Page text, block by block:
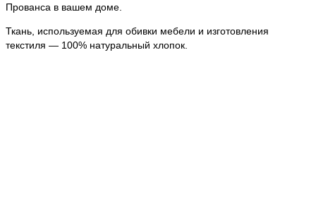
Прованса в вашем доме.
Ткань, используемая для обивки мебели и изготовления
текстиля — 100% натуральный хлопок.